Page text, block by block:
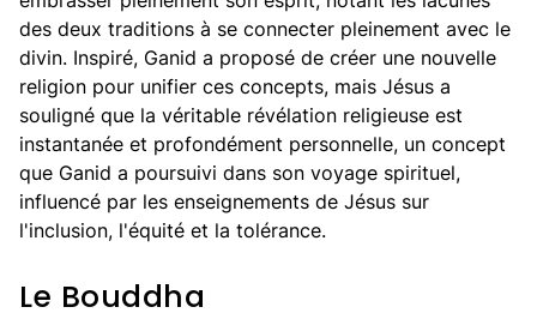
des deux traditions à se connecter pleinement avec le
divin. Inspiré, Ganid a proposé de créer une nouvelle
religion pour unifier ces concepts, mais Jésus a
souligné que la véritable révélation religieuse est
instantanée et profondément personnelle, un concept
que Ganid a poursuivi dans son voyage spirituel,
influencé par les enseignements de Jésus sur
l'inclusion, l'équité et la tolérance.
Le Bouddha